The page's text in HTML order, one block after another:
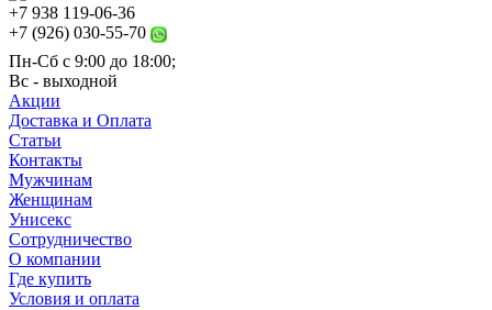
+7 938 119-06-36
+7 (926) 030-55-70
Пн-Сб с 9:00 до 18:00;
Вс - выходной
Акции
Доставка и Оплата
Статьи
Контакты
Мужчинам
Женщинам
Унисекс
Сотрудничество
О компании
Где купить
Условия и оплата